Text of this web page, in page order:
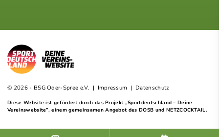
© 2026 - BSG Oder-Spree e.V. | Impressum | Datenschutz
Diese Website ist gefördert durch das Projekt „Sportdeutschland – Deine
Vereinswebsite”, einem gemeinsamen Angebot des DOSB und NETZCOCKTAIL.